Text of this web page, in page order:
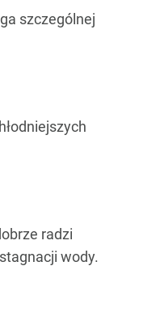
szczególnej
radzi
wody.